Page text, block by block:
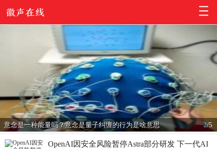
意念是一种能量吗？意念是量子纠缠的行为是啥意思 2/5
OpenAI因安全风险暂停Astra部分研发 下一代AI